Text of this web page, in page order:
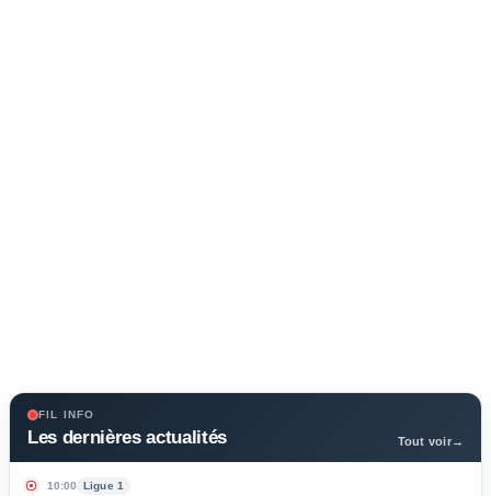
FIL INFO
Les dernières actualités Tout voir→
10:00 Ligue 1